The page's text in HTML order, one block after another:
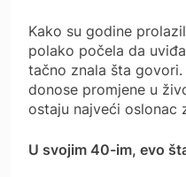
Kako su godine
polako počela da
tačno znala šta
donose promjene u
ostaju najveći oslonac
U svojim 40-im, evo